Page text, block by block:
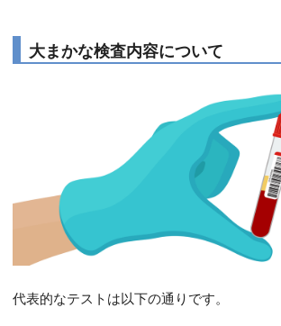
大まかな検査内容について
代表的なテストは以下の通りです。